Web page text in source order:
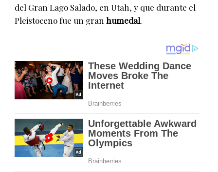
del Gran Lago Salado, en Utah, y que durante el
Pleistoceno fue un gran humedal.